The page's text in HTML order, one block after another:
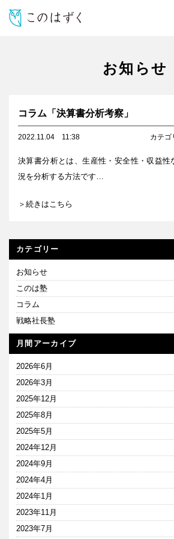
お知らせ
コラム「決算書分析考察」
2022.11.04 11:38 カテゴ
決算書分析とは、生産性・安全性・収益性
況を分析する方法です…
＞続きはこちら
カテゴリー
お知らせ
このは塾
コラム
戦略社長塾
月間アーカイブ
2026年6月
2026年3月
2025年12月
2025年8月
2025年5月
2024年12月
2024年9月
2024年4月
2024年1月
2023年11月
2023年7月